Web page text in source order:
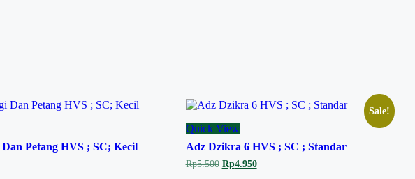
Petang HVS ; SC; Kecil
Sale!
Quick View
Adz Dzikra 6 HVS ; SC ; Standar
Rp5.500 Original
Rp4.950Current